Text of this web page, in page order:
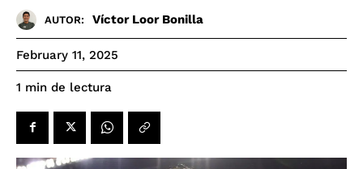
AUTOR: Víctor Loor Bonilla
February 11, 2025
1 min de lectura